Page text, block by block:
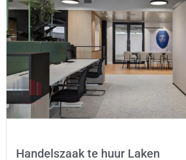
Handelszaak te huur Laken